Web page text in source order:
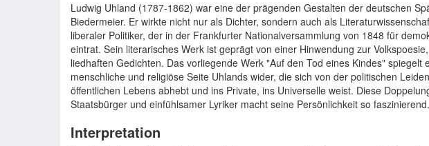
Ludwig Uhland (1787-1862) war eine der prägenden Gestalten der deutschen
Biedermeier. Er wirkte nicht nur als Dichter, sondern auch als
liberaler Politiker, der in der Frankfurter Nationalversammlung von 1848 für
eintrat. Sein literarisches Werk ist geprägt von einer Hinwendung zur
liedhaften Gedichten. Das vorliegende Werk "Auf den Tod eines Kindes" spiegelt
menschliche und religiöse Seite Uhlands wider, die sich von der politischen
öffentlichen Lebens abhebt und ins Private, ins Universelle weist. Diese
Staatsbürger und einfühlsamer Lyriker macht seine Persönlichkeit so faszinierend.
Interpretation